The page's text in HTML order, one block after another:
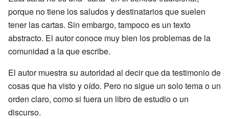
porque no tiene los saludos y destinatarios que suelen
tener las cartas. Sin embargo, tampoco es un texto
abstracto. El autor conoce muy bien los problemas de la
comunidad a la que escribe.
El autor muestra su autoridad al decir que da testimonio de
cosas que ha visto y oído. Pero no sigue un solo tema o un
orden claro, como si fuera un libro de estudio o un
discurso.